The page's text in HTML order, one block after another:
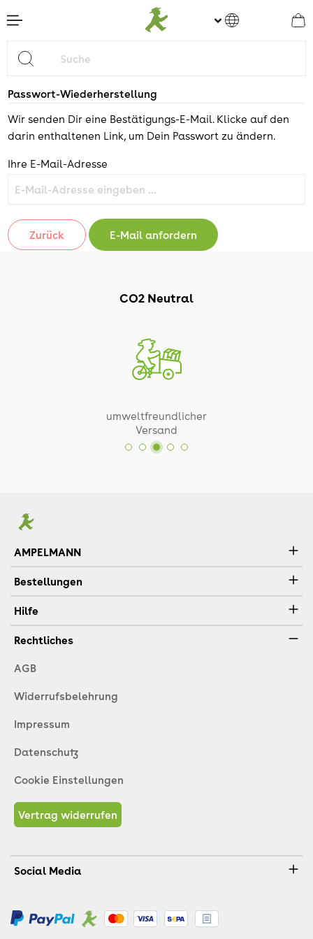
springen
Passwort-Wiederherstellung
Wir senden Dir eine Bestätigungs-E-Mail. Klicke auf den
darin enthaltenen Link, um Dein Passwort zu ändern.
Ihre E-Mail-Adresse
Zurück E-Mail anfordern
CO2 Neutral
umweltfreundlicher
Versand
AMPELMANN
Bestellungen
Hilfe
Rechtliches
AGB
Widerrufsbelehrung
Impressum
Datenschutz
Cookie Einstellungen
Vertrag widerrufen
Social Media